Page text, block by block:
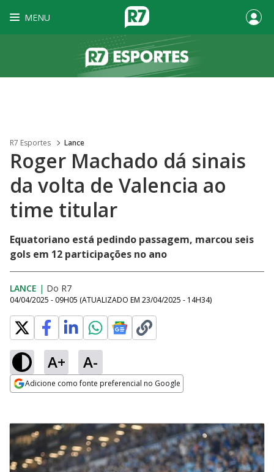
MENU
R7 Esportes Lance
Roger Machado dá sinais
da volta de Valencia ao
time titular
Equatoriano está pedindo passagem, marcou seis
gols em 12 participações no ano
LANCE | Do R7
04/04/2025 - 09H05 (ATUALIZADO EM 23/04/2025 - 14H34)
A+ A-
Adicione como fonte preferencial no Google